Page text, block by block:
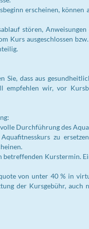
erscheinen,
stören,
Kurs ausgeschlossen
Sie, dass aus
empfehlen wir, vor
Durchführung des
zu
Kurstermin.
von unter 40 % in
der Kursgebühr,